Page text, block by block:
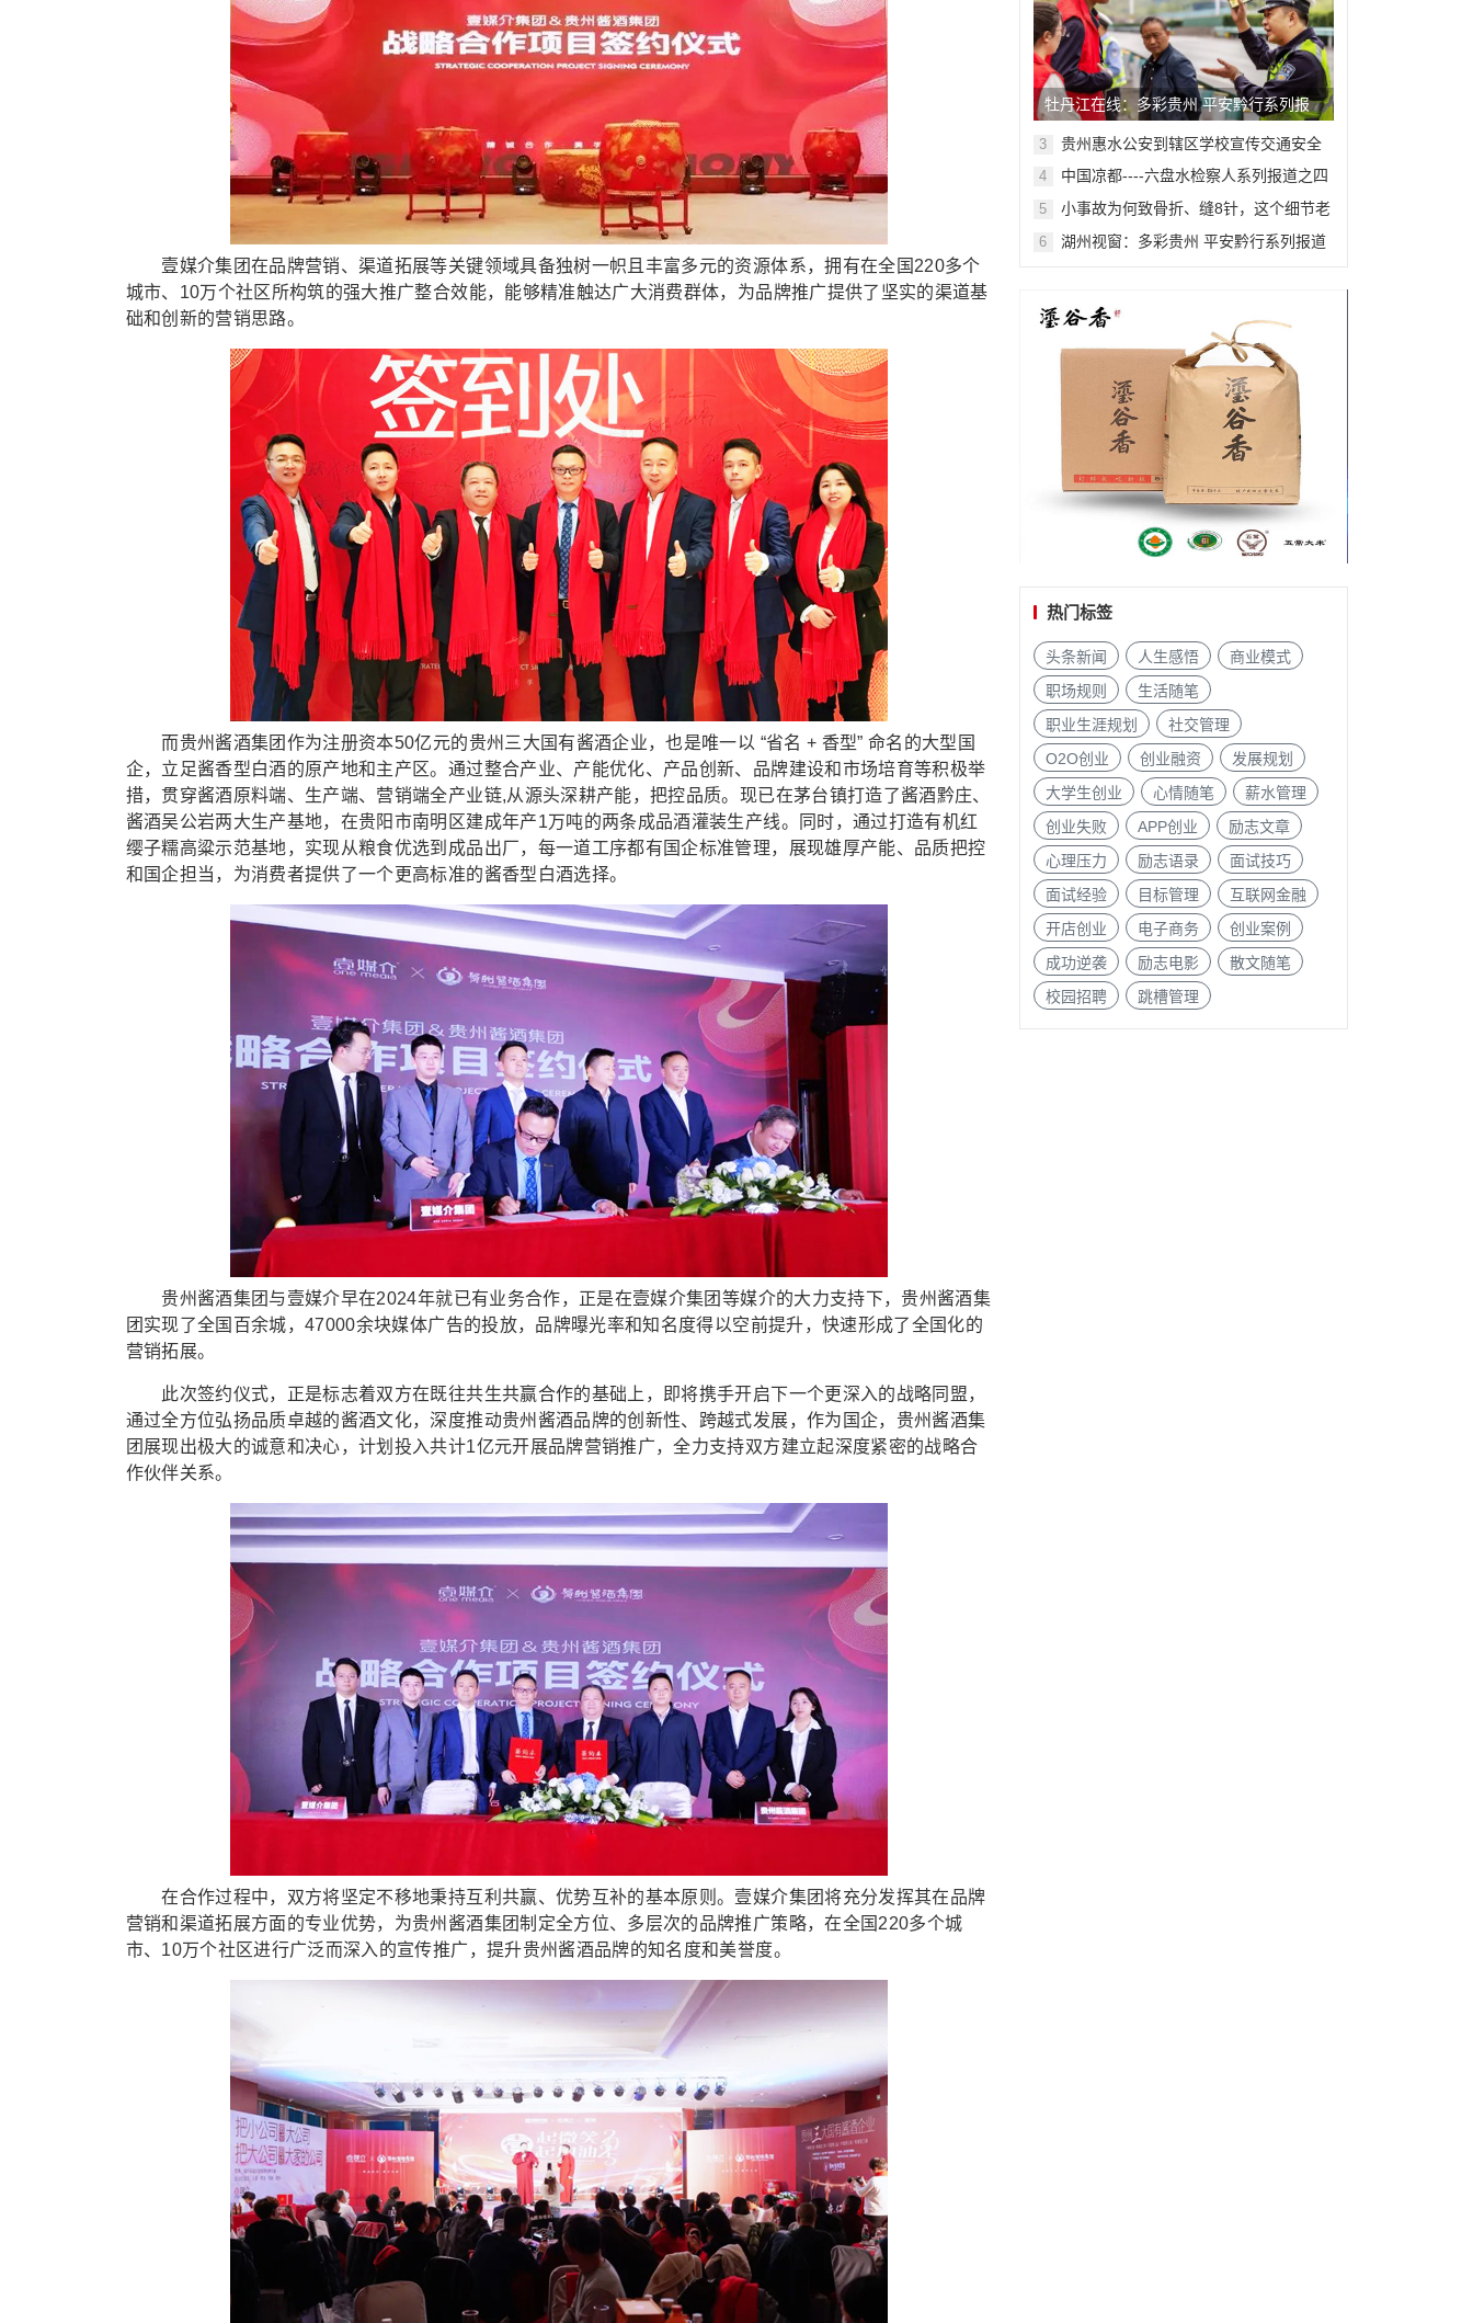
壹媒介集团在品牌营销、渠道拓展等关键领域具备独树一帜且丰富多元的资源体系，拥有在全国220多个
城市、10万个社区所构筑的强大推广整合效能，能够精准触达广大消费群体，为品牌推广提供了坚实的渠道基
础和创新的营销思路。
而贵州酱酒集团作为注册资本50亿元的贵州三大国有酱酒企业，也是唯一以 “省名 + 香型” 命名的大型国
企，立足酱香型白酒的原产地和主产区。通过整合产业、产能优化、产品创新、品牌建设和市场培育等积极举
措，贯穿酱酒原料端、生产端、营销端全产业链,从源头深耕产能，把控品质。现已在茅台镇打造了酱酒黔庄、
酱酒吴公岩两大生产基地，在贵阳市南明区建成年产1万吨的两条成品酒灌装生产线。同时，通过打造有机红
缨子糯高粱示范基地，实现从粮食优选到成品出厂，每一道工序都有国企标准管理，展现雄厚产能、品质把控
和国企担当，为消费者提供了一个更高标准的酱香型白酒选择。
贵州酱酒集团与壹媒介早在2024年就已有业务合作，正是在壹媒介集团等媒介的大力支持下，贵州酱酒集
团实现了全国百余城，47000余块媒体广告的投放，品牌曝光率和知名度得以空前提升，快速形成了全国化的
营销拓展。
此次签约仪式，正是标志着双方在既往共生共赢合作的基础上，即将携手开启下一个更深入的战略同盟，
通过全方位弘扬品质卓越的酱酒文化，深度推动贵州酱酒品牌的创新性、跨越式发展，作为国企，贵州酱酒集
团展现出极大的诚意和决心，计划投入共计1亿元开展品牌营销推广，全力支持双方建立起深度紧密的战略合
作伙伴关系。
在合作过程中，双方将坚定不移地秉持互利共赢、优势互补的基本原则。壹媒介集团将充分发挥其在品牌
营销和渠道拓展方面的专业优势，为贵州酱酒集团制定全方位、多层次的品牌推广策略，在全国220多个城
市、10万个社区进行广泛而深入的宣传推广，提升贵州酱酒品牌的知名度和美誉度。
牡丹江在线：多彩贵州 平安黔行系列报
道之九十二
3 贵州惠水公安到辖区学校宣传交通安全
4
中国凉都----六盘水检察人系列报道之四
5
小事故为何致骨折、缝8针，这个细节老
6
湖州视窗：多彩贵州 平安黔行系列报道
热门标签
头条新闻 人生感悟
商业模式
职场规则
生活随笔
职业生涯规划
社交管理
O2O创业
创业融资
发展规划
大学生创业
心情随笔
薪水管理
创业失败
APP创业
励志文章
心理压力
励志语录
面试技巧
面试经验
目标管理
互联网金融
开店创业
电子商务
创业案例
成功逆袭
励志电影
散文随笔
校园招聘
跳槽管理